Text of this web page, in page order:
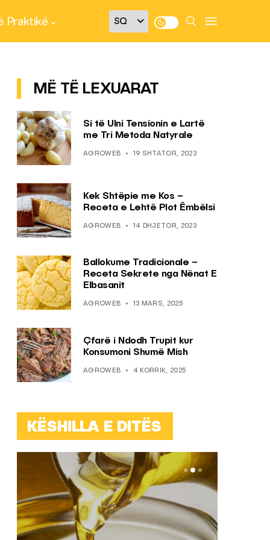
Praktikë
MË TË LEXUARAT
Si të Ulni Tensionin e Lartë
me Tri Metoda Natyrale
AGROWEB 19 SHTATOR, 2023
Kek Shtëpie me Kos –
Receta e Lehtë Plot Ëmbëlsi
AGROWEB 14 DHJETOR, 2023
Ballokume Tradicionale –
Receta Sekrete nga Nënat E
Elbasanit
AGROWEB 13 MARS, 2025
Çfarë i Ndodh Trupit kur
Konsumoni Shumë Mish
AGROWEB 4 KORRIK, 2025
KËSHILLA E DITËS